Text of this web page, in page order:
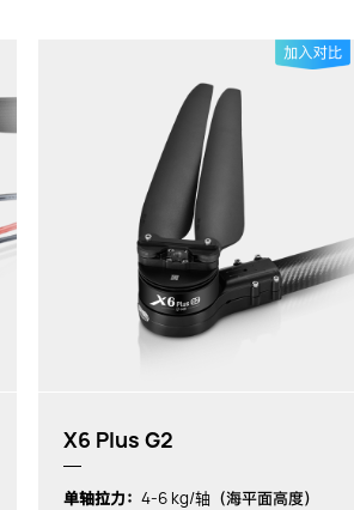
X6 Plus G2
单轴拉力： 4-6 kg/轴 （海平面高度）